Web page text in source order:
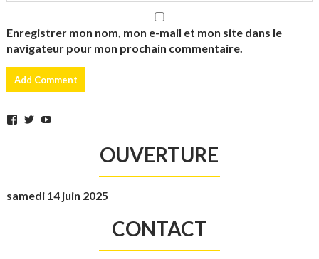
Enregistrer mon nom, mon e-mail et mon site dans le
navigateur pour mon prochain commentaire.
Facebook
TwitterYouTube
OUVERTURE
samedi 14 juin 2025
CONTACT